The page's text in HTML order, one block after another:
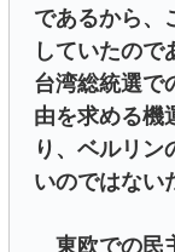
であるから、
していたので
台湾総統選で
由を求める機
り、ベルリン
いのではない
東欧での民